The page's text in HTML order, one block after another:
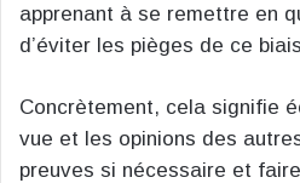
apprenant à se remettre en
d’éviter les pièges de ce
Concrètement, cela signifie
vue et les opinions des
preuves si nécessaire et